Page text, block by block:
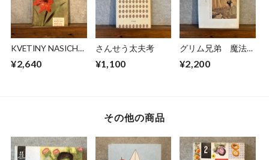
KVETINY NASICH
¥2,640
さんせう太夫考
¥1,100
グリム兄弟 魔法の
¥2,200
その他の商品